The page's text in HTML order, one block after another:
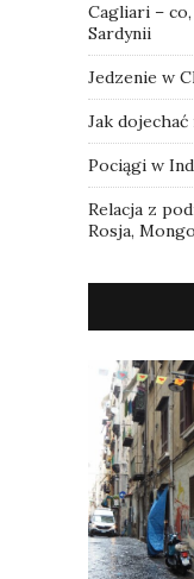
Cagliari –
Sardynii
Jedzenie w
Jak
Pociągi w
Relacja z
Rosja,